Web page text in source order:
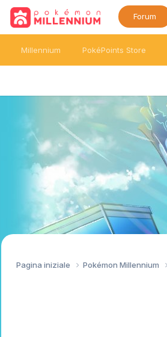
Forum
Millennium PokéPoints Store
Pagina iniziale Pokémon Millennium